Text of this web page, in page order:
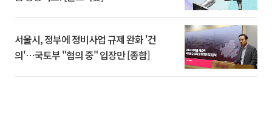
서울시, 정부에 정비사업 규제 완화 '건
의'⋯국토부 "협의 중" 입장만 [종합]